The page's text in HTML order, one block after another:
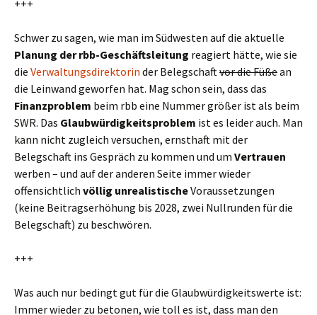
+++
Schwer zu sagen, wie man im Südwesten auf die aktuelle
Planung der rbb-Geschäftsleitung reagiert hätte, wie sie
die Verwaltungsdirektorin der Belegschaftvor die Füßean
die Leinwand geworfen hat. Mag schon sein, dass das
Finanzproblem beim rbb eine Nummer größer ist als beim
SWR. Das Glaubwürdigkeitsproblem ist es leider auch. Man
kann nicht zugleich versuchen, ernsthaft mit der
Belegschaft ins Gespräch zu kommen und um Vertrauen
werben – und auf der anderen Seite immer wieder
offensichtlich völlig unrealistischeVoraussetzungen
(keine Beitragserhöhung bis 2028, zwei Nullrunden für die
Belegschaft) zu beschwören.
+++
Was auch nur bedingt gut für die Glaubwürdigkeitswerte ist:
Immer wieder zu betonen, wie toll es ist, dass man den